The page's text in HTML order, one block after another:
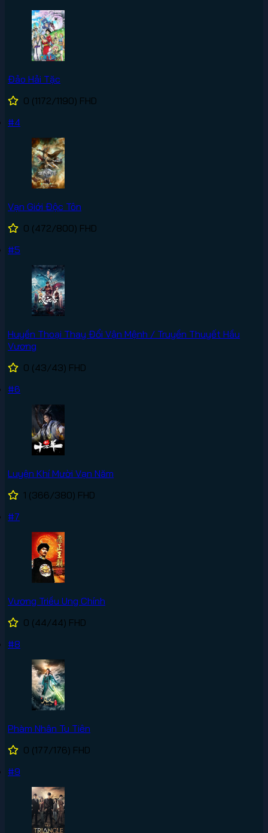
Đảo Hải Tặc
0 (1172/1190) FHD
#4
Vạn Giới Độc Tôn
0 (472/800) FHD
#5
Huyền Thoại Thay Đổi Vận Mệnh / Truyền Thuyết Hầu
Vương
0 (43/43) FHD
#6
Luyện Khí Mười Vạn Năm
1 (366/380) FHD
#7
Vương Triều Ung Chính
0 (44/44) FHD
#8
Phàm Nhân Tu Tiên
0 (177/176) FHD
#9